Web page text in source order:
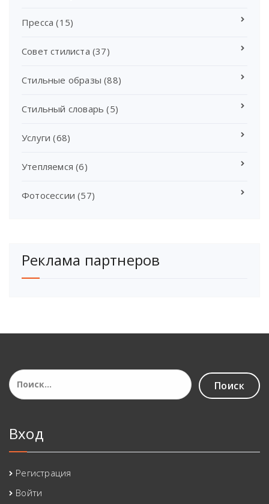
Пресса (15)
Совет стилиста (37)
Стильные образы (88)
Стильный словарь (5)
Услуги (68)
Утепляемся (6)
Фотосессии (57)
Реклама партнеров
Найти:
Вход
Регистрация
Войти